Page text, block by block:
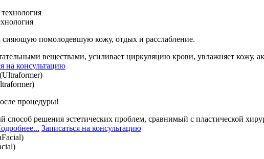
помолодевшую кожу, отдых и расслабление.
веществами, усиливает циркуляцию крови, увлажняет кожу,
на консультацию
процедуры!
решения эстетических проблем, сравнимый с пластической
Записаться на консультацию